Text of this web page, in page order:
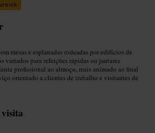
mesas e esplanadas rodeadas por edifícios de
variados para refeições rápidas ou jantares
profissional ao almoço, mais animado ao final
orientado a clientes de trabalho e visitantes de